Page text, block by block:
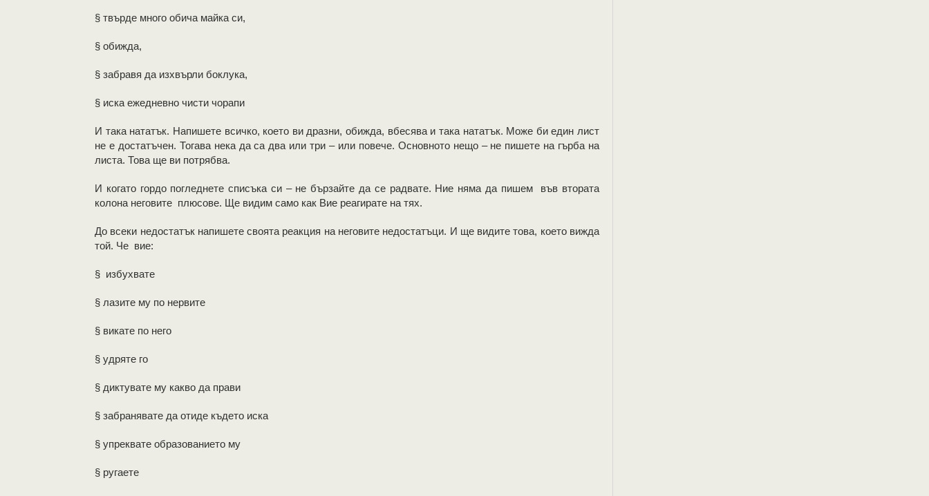
§ твърде много обича майка си,
§ обижда,
§ забравя да изхвърли боклука,
§ иска ежедневно чисти чорапи
И така нататък. Напишете всичко, което ви дразни, обижда, вбесява и така нататък. Може би един лист
не е достатъчен. Тогава нека да са два или три – или повече. Основното нещо – не пишете на гърба на
листа. Това ще ви потрябва.
И когато гордо погледнете списъка си – не бързайте да се радвате. Ние няма да пишем във втората
колона неговите плюсове. Ще видим само как Вие реагирате на тях.
До всеки недостатък напишете своята реакция на неговите недостатъци. И ще видите това, което вижда
той. Че вие:
§ избухвате
§ лазите му по нервите
§ викате по него
§ удряте го
§ диктувате му какво да прави
§ забранявате да отиде където иска
§ упреквате образованието му
§ ругаете